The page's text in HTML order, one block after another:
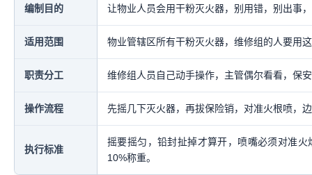
编制目的 让物业人员会用干粉灭火器，别用错，别出事
适用范围 物业管辖区所有干粉灭火器，维修组的人要用
职责分工 维修组人员自己动手操作，主管偶尔看看，保
操作流程 先摇几下灭火器，再拔保险销，对准火根喷，
执行标准
摇要摇匀，铅封扯掉才算开，喷嘴必须对准
10%称重。